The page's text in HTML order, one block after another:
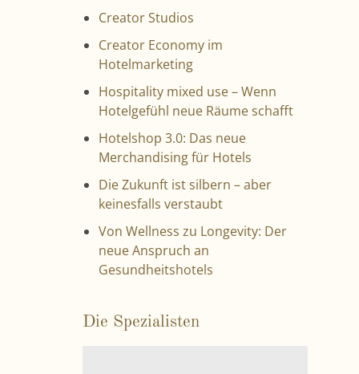
Creator Studios
Creator Economy im
Hotelmarketing
Hospitality mixed use – Wenn
Hotelgefühl neue Räume schafft
Hotelshop 3.0: Das neue
Merchandising für Hotels
Die Zukunft ist silbern – aber
keinesfalls verstaubt
Von Wellness zu Longevity: Der
neue Anspruch an
Gesundheitshotels
Die Spezialisten